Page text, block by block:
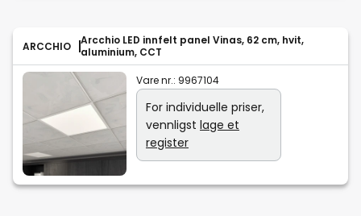
ARCCHIO
Arcchio LED innfelt panel Vinas, 62 cm, hvit,
aluminium, CCT
Vare nr.: 9967104
For individuelle priser,
vennligst lage et
register